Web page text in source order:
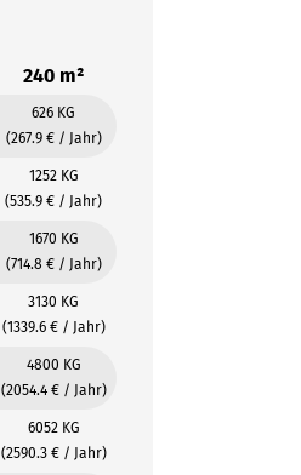
240 m²
626 KG
(267.9 € / Jahr)
1252 KG
(535.9 € / Jahr)
1670 KG
(714.8 € / Jahr)
3130 KG
(1339.6 € / Jahr)
4800 KG
(2054.4 € / Jahr)
6052 KG
(2590.3 € / Jahr)